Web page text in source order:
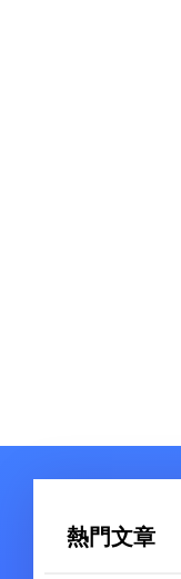
熱門文章